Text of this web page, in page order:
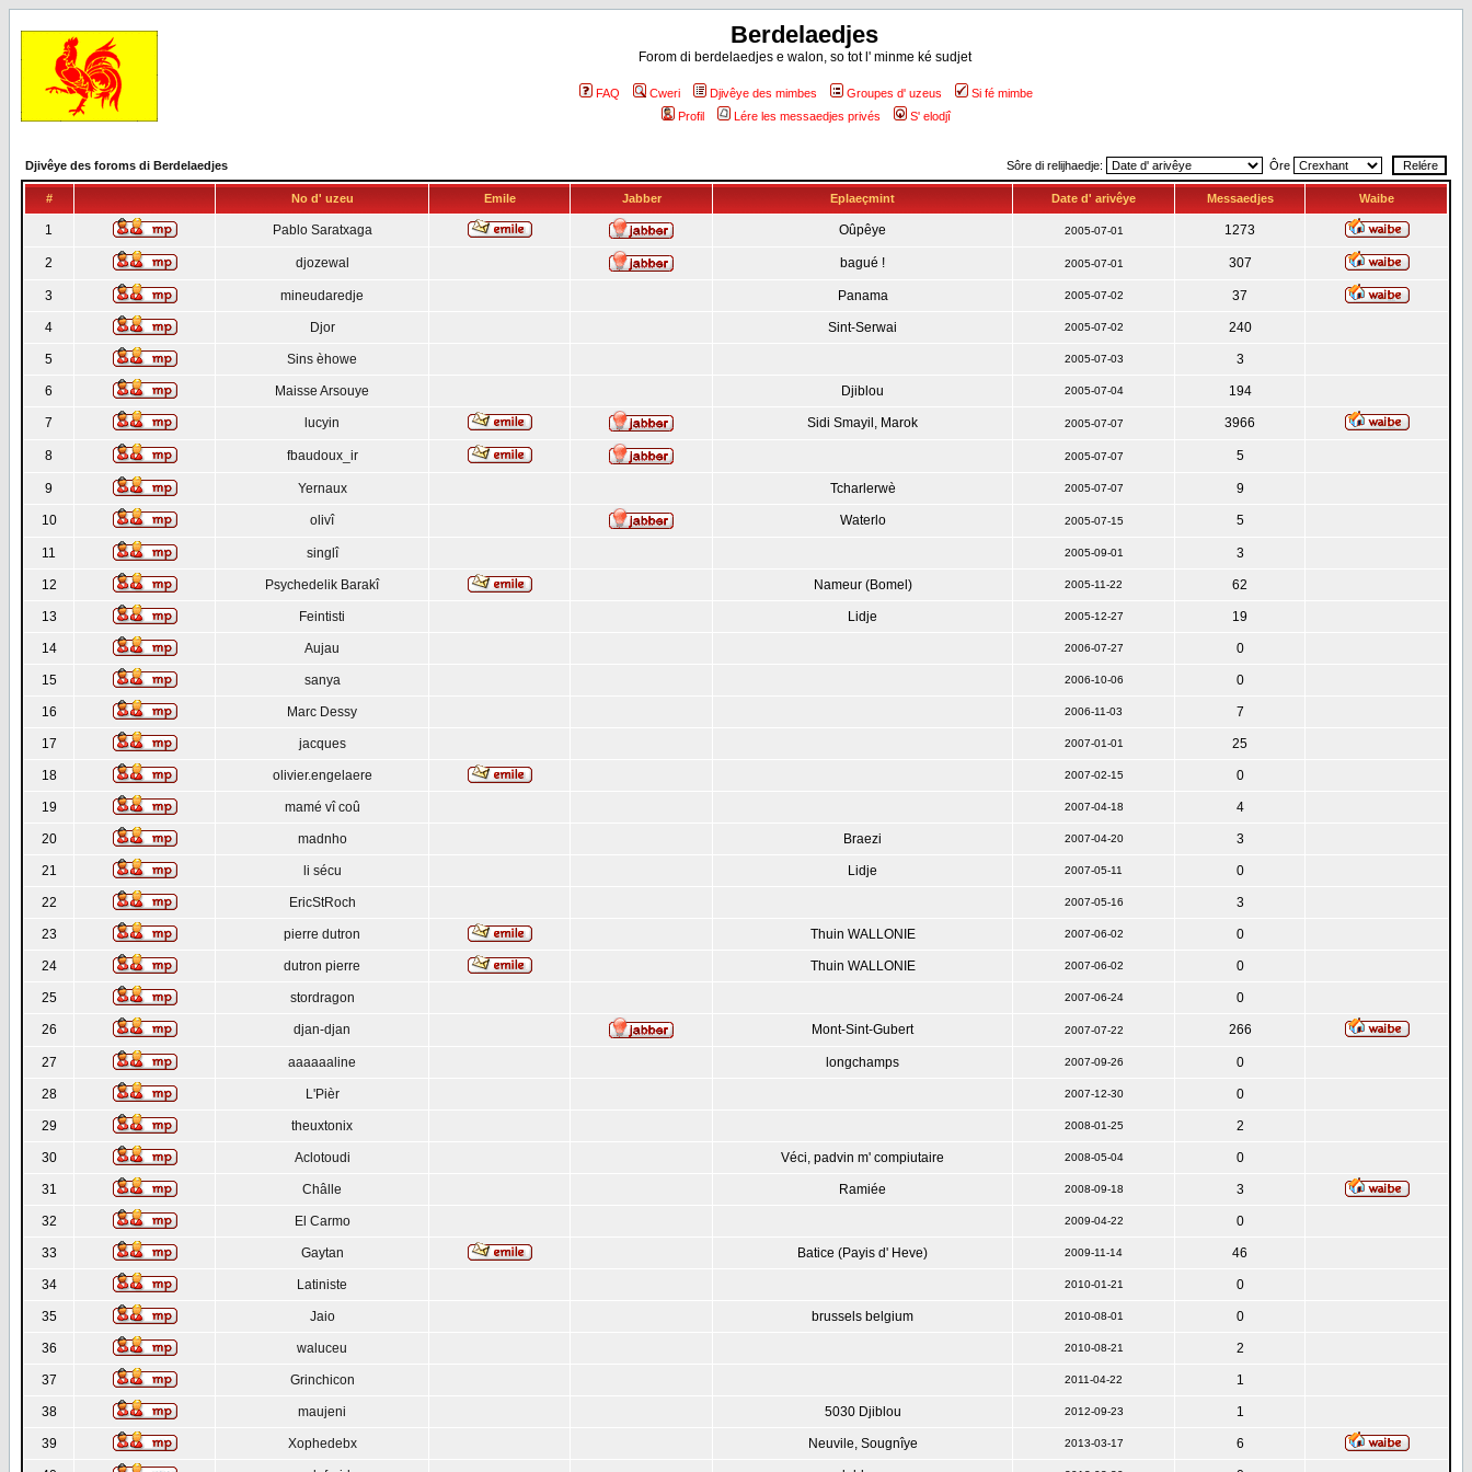
Berdelaedjes
Forom di berdelaedjes e walon, so tot l' minme ké sudjet
FAQ Cweri Djivêye des mimbes Groupes d' uzeus
Si fé mimbe
Profil
Lére les messaedjes privés S' elodjî
Djivêye des foroms di Berdelaedjes Sôre di relijhaedje: Ôre
# No d' uzeu Emile Jabber Eplaeçmint Date d' arivêye Messaedjes Waibe
1 Pablo Saratxaga Oûpêye 2005-07-01 1273
2 djozewal bagué ! 2005-07-01 307
3 mineudaredje Panama 2005-07-02 37
4 Djor Sint-Serwai 2005-07-02 240
5 Sins èhowe 2005-07-03 3
6 Maisse Arsouye Djiblou 2005-07-04 194
7 lucyin Sidi Smayil, Marok 2005-07-07 3966
8 fbaudoux_ir 2005-07-07 5
9 Yernaux Tcharlerwè 2005-07-07 9
10 olivî Waterlo 2005-07-15 5
11 singlî 2005-09-01 3
12 Psychedelik Barakî Nameur (Bomel) 2005-11-22 62
13 Feintisti Lidje 2005-12-27 19
14 Aujau 2006-07-27 0
15 sanya 2006-10-06 0
16 Marc Dessy 2006-11-03 7
17 jacques 2007-01-01 25
18 olivier.engelaere 2007-02-15 0
19 mamé vî coû 2007-04-18 4
20 madnho Braezi 2007-04-20 3
21 li sécu Lidje 2007-05-11 0
22 EricStRoch 2007-05-16 3
23 pierre dutron Thuin WALLONIE 2007-06-02 0
24 dutron pierre Thuin WALLONIE 2007-06-02 0
25 stordragon 2007-06-24 0
26 djan-djan Mont-Sint-Gubert 2007-07-22 266
27 aaaaaaline longchamps 2007-09-26 0
28 L'Pièr 2007-12-30 0
29 theuxtonix 2008-01-25 2
30 Aclotoudi Véci, padvin m' compiutaire 2008-05-04 0
31 Châlle Ramiée 2008-09-18 3
32 El Carmo 2009-04-22 0
33 Gaytan Batice (Payis d' Heve) 2009-11-14 46
34 Latiniste 2010-01-21 0
35 Jaio brussels belgium 2010-08-01 0
36 waluceu 2010-08-21 2
37 Grinchicon 2011-04-22 1
38 maujeni 5030 Djiblou 2012-09-23 1
39 Xophedebx Neuvile, Sougnîye 2013-03-17 6